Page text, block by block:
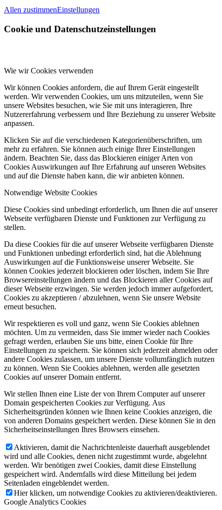
Allen zustimmenEinstellungen
Cookie und Datenschutzeinstellungen
Wie wir Cookies verwenden
Wir können Cookies anfordern, die auf Ihrem Gerät eingestellt
werden. Wir verwenden Cookies, um uns mitzuteilen, wenn Sie
unsere Websites besuchen, wie Sie mit uns interagieren, Ihre
Nutzererfahrung verbessern und Ihre Beziehung zu unserer Website
anpassen.
Klicken Sie auf die verschiedenen Kategorienüberschriften, um
mehr zu erfahren. Sie können auch einige Ihrer Einstellungen
ändern. Beachten Sie, dass das Blockieren einiger Arten von
Cookies Auswirkungen auf Ihre Erfahrung auf unseren Websites
und auf die Dienste haben kann, die wir anbieten können.
Notwendige Website Cookies
Diese Cookies sind unbedingt erforderlich, um Ihnen die auf unserer
Webseite verfügbaren Dienste und Funktionen zur Verfügung zu
stellen.
Da diese Cookies für die auf unserer Webseite verfügbaren Dienste
und Funktionen unbedingt erforderlich sind, hat die Ablehnung
Auswirkungen auf die Funktionsweise unserer Webseite. Sie
können Cookies jederzeit blockieren oder löschen, indem Sie Ihre
Browsereinstellungen ändern und das Blockieren aller Cookies auf
dieser Webseite erzwingen. Sie werden jedoch immer aufgefordert,
Cookies zu akzeptieren / abzulehnen, wenn Sie unsere Website
erneut besuchen.
Wir respektieren es voll und ganz, wenn Sie Cookies ablehnen
möchten. Um zu vermeiden, dass Sie immer wieder nach Cookies
gefragt werden, erlauben Sie uns bitte, einen Cookie für Ihre
Einstellungen zu speichern. Sie können sich jederzeit abmelden oder
andere Cookies zulassen, um unsere Dienste vollumfänglich nutzen
zu können. Wenn Sie Cookies ablehnen, werden alle gesetzten
Cookies auf unserer Domain entfernt.
Wir stellen Ihnen eine Liste der von Ihrem Computer auf unserer
Domain gespeicherten Cookies zur Verfügung. Aus
Sicherheitsgründen können wie Ihnen keine Cookies anzeigen, die
von anderen Domains gespeichert werden. Diese können Sie in den
Sicherheitseinstellungen Ihres Browsers einsehen.
Aktivieren, damit die Nachrichtenleiste dauerhaft ausgeblendet
wird und alle Cookies, denen nicht zugestimmt wurde, abgelehnt
werden. Wir benötigen zwei Cookies, damit diese Einstellung
gespeichert wird. Andernfalls wird diese Mitteilung bei jedem
Seitenladen eingeblendet werden.
Hier klicken, um notwendige Cookies zu aktivieren/deaktivieren.
Google Analytics Cookies